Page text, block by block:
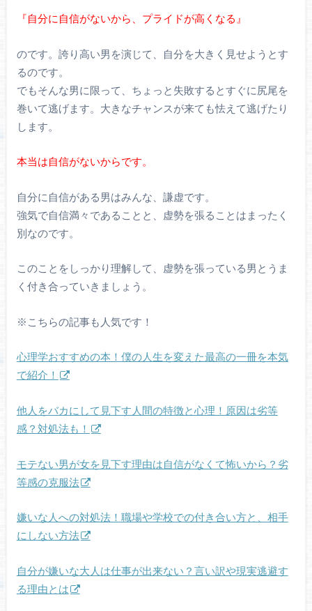
『自分に自信がないから、プライドが高くなる』
のです。誇り高い男を演じて、自分を大きく見せようとす
るのです。
でもそんな男に限って、ちょっと失敗するとすぐに尻尾を
巻いて逃げます。大きなチャンスが来ても怯えて逃げたり
します。
本当は自信がないからです。
自分に自信がある男はみんな、謙虚です。
強気で自信満々であることと、虚勢を張ることはまったく
別なのです。
このことをしっかり理解して、虚勢を張っている男とうま
く付き合っていきましょう。
※こちらの記事も人気です！
心理学おすすめの本！僕の人生を変えた最高の一冊を本気
で紹介！
他人をバカにして見下す人間の特徴と心理！原因は劣等
感？対処法も！
モテない男が女を見下す理由は自信がなくて怖いから？劣
等感の克服法
嫌いな人への対処法！職場や学校での付き合い方と、相手
にしない方法
自分が嫌いな大人は仕事が出来ない？言い訳や現実逃避す
る理由とは